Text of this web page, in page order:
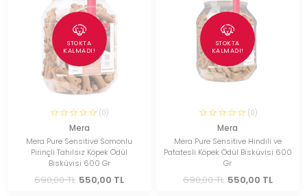
STOKTA
KALMADI!
(0)
Mera
Mera Pure Sensitive Somonlu
Pirinçli Tahılsız Köpek Ödül
Bisküvisi 600 Gr
690,00 TL 550,00 TL
STOKTA
KALMADI!
(0)
Mera
Mera Pure Sensitive Hindili ve
Patatesli Köpek Ödül Bisküvisi 600
Gr
690,00 TL 550,00 TL